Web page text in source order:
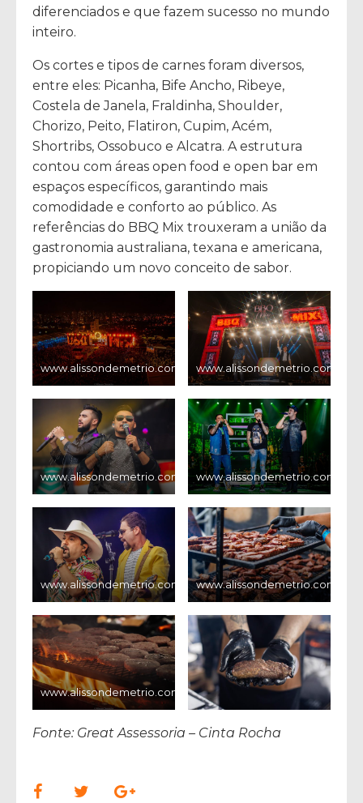
diferenciados e que fazem sucesso no mundo
inteiro.
Os cortes e tipos de carnes foram diversos,
entre eles: Picanha, Bife Ancho, Ribeye,
Costela de Janela, Fraldinha, Shoulder,
Chorizo, Peito, Flatiron, Cupim, Acém,
Shortribs, Ossobuco e Alcatra. A estrutura
contou com áreas open food e open bar em
espaços específicos, garantindo mais
comodidade e conforto ao público. As
referências do BBQ Mix trouxeram a união da
gastronomia australiana, texana e americana,
propiciando um novo conceito de sabor.
www.alissondemetrio.com www.alissondemetrio.com
www.alissondemetrio.com www.alissondemetrio.com
www.alissondemetrio.com www.alissondemetrio.com
www.alissondemetrio.com
Fonte: Great Assessoria – Cinta Rocha